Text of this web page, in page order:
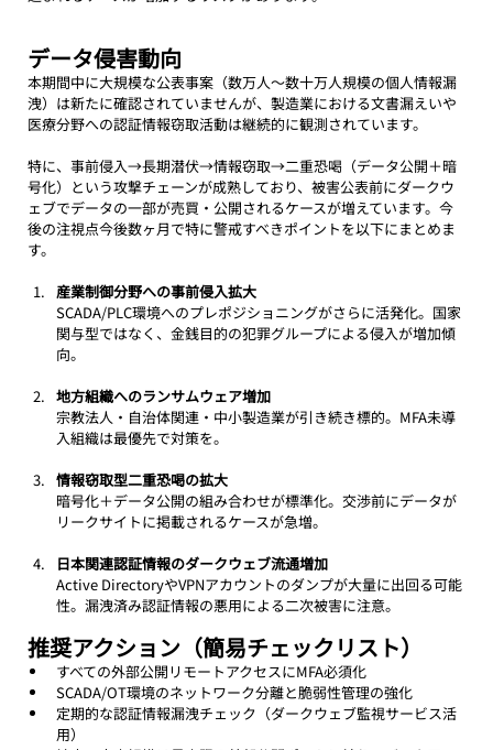
データ侵害動向
本期間中に大規模な公表事案（数万人～数十万人規模の個人情報漏
洩）は新たに確認されていませんが、製造業における文書漏えいや
医療分野への認証情報窃取活動は継続的に観測されています。
特に、事前侵入→長期潜伏→情報窃取→二重恐喝（データ公開＋暗
号化）という攻撃チェーンが成熟しており、被害公表前にダークウ
ェブでデータの一部が売買・公開されるケースが増えています。今
後の注視点今後数ヶ月で特に警戒すべきポイントを以下にまとめま
す。
産業制御分野への事前侵入拡大
SCADA/PLC環境へのプレポジショニングがさらに活発化。国家
関与型ではなく、金銭目的の犯罪グループによる侵入が増加傾
向。
地方組織へのランサムウェア増加
宗教法人・自治体関連・中小製造業が引き続き標的。MFA未導
入組織は最優先で対策を。
情報窃取型二重恐喝の拡大
暗号化＋データ公開の組み合わせが標準化。交渉前にデータが
リークサイトに掲載されるケースが急増。
日本関連認証情報のダークウェブ流通増加
Active DirectoryやVPNアカウントのダンプが大量に出回る可能
性。漏洩済み認証情報の悪用による二次被害に注意。
推奨アクション（簡易チェックリスト）
すべての外部公開リモートアクセスにMFA必須化
SCADA/OT環境のネットワーク分離と脆弱性管理の強化
定期的な認証情報漏洩チェック（ダークウェブ監視サービス活
用）